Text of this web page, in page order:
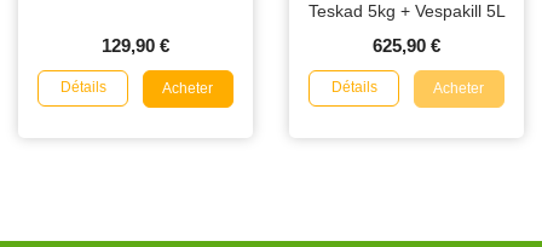
129,90 €
Détails Acheter
Teskad 5kg + Vespakill 5L
625,90 €
Détails Acheter